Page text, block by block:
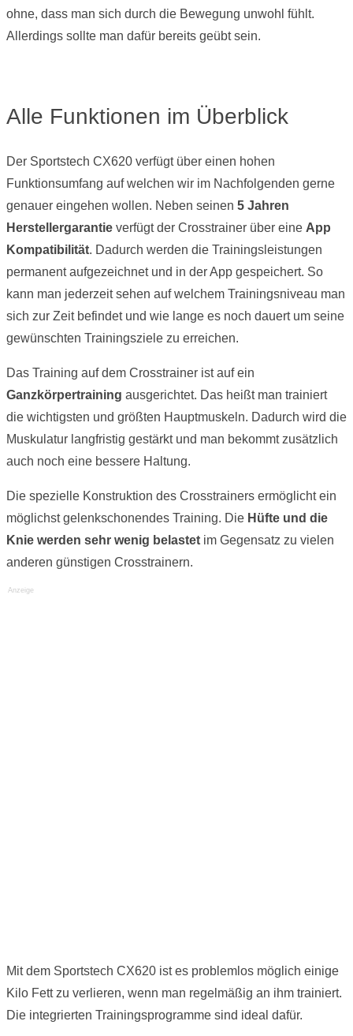
ohne, dass man sich durch die Bewegung unwohl fühlt.
Allerdings sollte man dafür bereits geübt sein.
Alle Funktionen im Überblick
Der Sportstech CX620 verfügt über einen hohen
Funktionsumfang auf welchen wir im Nachfolgenden gerne
genauer eingehen wollen. Neben seinen 5 Jahren
Herstellergarantie verfügt der Crosstrainer über eine App
Kompatibilität. Dadurch werden die Trainingsleistungen
permanent aufgezeichnet und in der App gespeichert. So
kann man jederzeit sehen auf welchem Trainingsniveau man
sich zur Zeit befindet und wie lange es noch dauert um seine
gewünschten Trainingsziele zu erreichen.
Das Training auf dem Crosstrainer ist auf ein
Ganzkörpertraining ausgerichtet. Das heißt man trainiert
die wichtigsten und größten Hauptmuskeln. Dadurch wird die
Muskulatur langfristig gestärkt und man bekommt zusätzlich
auch noch eine bessere Haltung.
Die spezielle Konstruktion des Crosstrainers ermöglicht ein
möglichst gelenkschonendes Training. Die Hüfte und die
Knie werden sehr wenig belastet im Gegensatz zu vielen
anderen günstigen Crosstrainern.
Anzeige
Mit dem Sportstech CX620 ist es problemlos möglich einige
Kilo Fett zu verlieren, wenn man regelmäßig an ihm trainiert.
Die integrierten Trainingsprogramme sind ideal dafür.